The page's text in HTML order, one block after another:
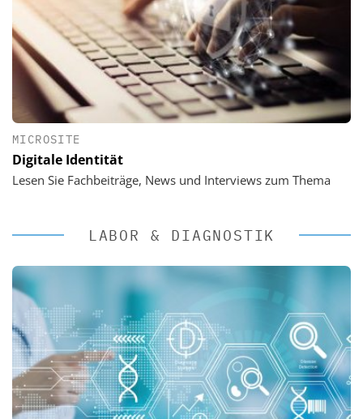
MICROSITE
Digitale Identität
Lesen Sie Fachbeiträge, News und Interviews zum Thema
LABOR & DIAGNOSTIK